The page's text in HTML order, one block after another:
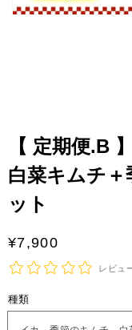
【 定期便.B
白菜キムチ
ット
通
常
格
¥7,900
レビュ
種類